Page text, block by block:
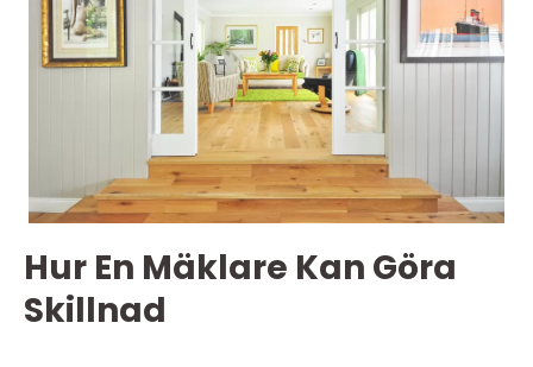
Hur En Mäklare Kan Göra
Skillnad